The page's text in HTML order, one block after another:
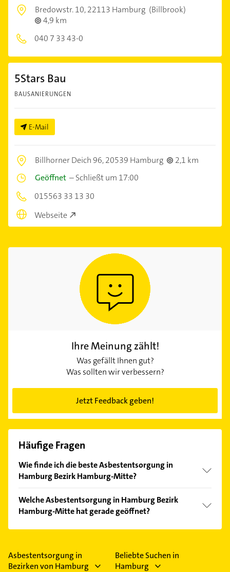
Bredowstr. 10,22113 Hamburg (Billbrook)
4,9 km
040 7 33 43-0
5Stars Bau
BAUSANIERUNGEN
E-Mail
Billhorner Deich 96,20539 Hamburg
2,1 km
Geöffnet –Schließt um 17:00
015563 33 13 30
Webseite
Ihre Meinung zählt!
Was gefällt Ihnen gut?
Was sollten wir verbessern?
Jetzt Feedback geben!
Häufige Fragen
Wie finde ich die beste Asbestentsorgung in
Hamburg Bezirk Hamburg-Mitte?
Kundenmeinungen und profitieren Sie von den
Empfehlungen. Die Suchergebnisse können Sie sich
einfach nachBewertungensortiert anzeigen lassen.
Welche Asbestentsorgung in Hamburg Bezirk
Hamburg-Mitte hat gerade geöffnet?
Im Anbieter-Bereich finden Sie alleÖffnungszeiten.
Feiertagen abweichen können.
Asbestentsorgung in
Bezirken von Hamburg
Beliebte Suchen in
Hamburg